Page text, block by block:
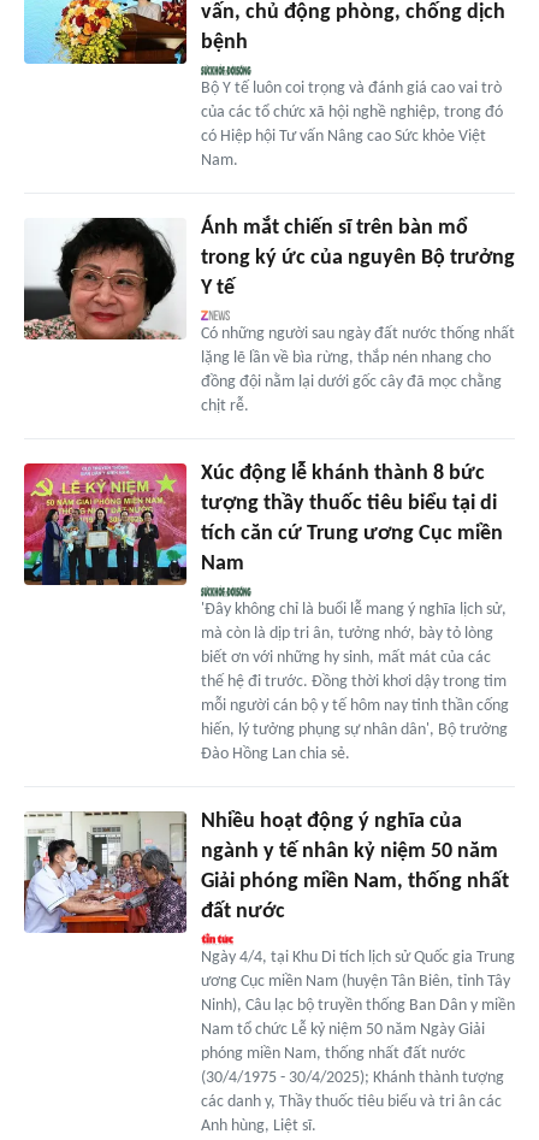
vấn, chủ động phòng, chống dịch
bệnh
Bộ Y tế luôn coi trọng và đánh giá cao vai trò
của các tổ chức xã hội nghề nghiệp, trong đó
có Hiệp hội Tư vấn Nâng cao Sức khỏe Việt
Nam.
Ánh mắt chiến sĩ trên bàn mổ
trong ký ức của nguyên Bộ trưởng
Y tế
Có những người sau ngày đất nước thống nhất
lặng lẽ lần về bìa rừng, thắp nén nhang cho
đồng đội nằm lại dưới gốc cây đã mọc chằng
chịt rễ.
Xúc động lễ khánh thành 8 bức
tượng thầy thuốc tiêu biểu tại di
tích căn cứ Trung ương Cục miền
Nam
'Đây không chỉ là buổi lễ mang ý nghĩa lịch sử,
mà còn là dịp tri ân, tưởng nhớ, bày tỏ lòng
biết ơn với những hy sinh, mất mát của các
thế hệ đi trước. Đồng thời khơi dậy trong tim
mỗi người cán bộ y tế hôm nay tinh thần cống
hiến, lý tưởng phụng sự nhân dân', Bộ trưởng
Đào Hồng Lan chia sẻ.
Nhiều hoạt động ý nghĩa của
ngành y tế nhân kỷ niệm 50 năm
Giải phóng miền Nam, thống nhất
đất nước
Ngày 4/4, tại Khu Di tích lịch sử Quốc gia Trung
ương Cục miền Nam (huyện Tân Biên, tỉnh Tây
Ninh), Câu lạc bộ truyền thống Ban Dân y miền
Nam tổ chức Lễ kỷ niệm 50 năm Ngày Giải
phóng miền Nam, thống nhất đất nước
(30/4/1975 - 30/4/2025); Khánh thành tượng
các danh y, Thầy thuốc tiêu biểu và tri ân các
Anh hùng, Liệt sĩ.